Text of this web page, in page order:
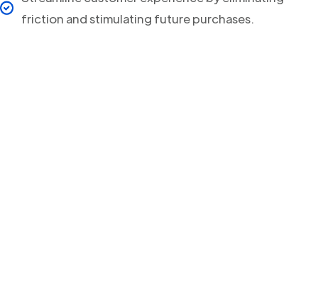
friction and stimulating future purchases.